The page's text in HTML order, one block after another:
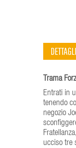
DETTAGLI
Trama
Entrati in
tenendo
negozio
ucciso tre